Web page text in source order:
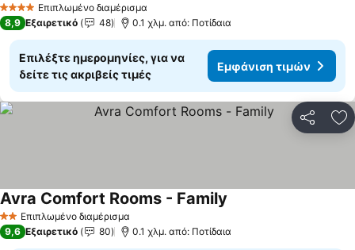
4 ΑστέριαΕπιπλωμένο διαμέρισμα
8,9 Εξαιρετικό 48 0.1 χλμ. από: Ποτίδαια
Επιλέξτε ημερομηνίες, για να
δείτε τις ακριβείς τιμές
Εμφάνιση τιμών
2 ΑστέριαΕπιπλωμένο διαμέρισμα
Avra Comfort Rooms - Family
9,6 Εξαιρετικό 80 0.1 χλμ. από: Ποτίδαια